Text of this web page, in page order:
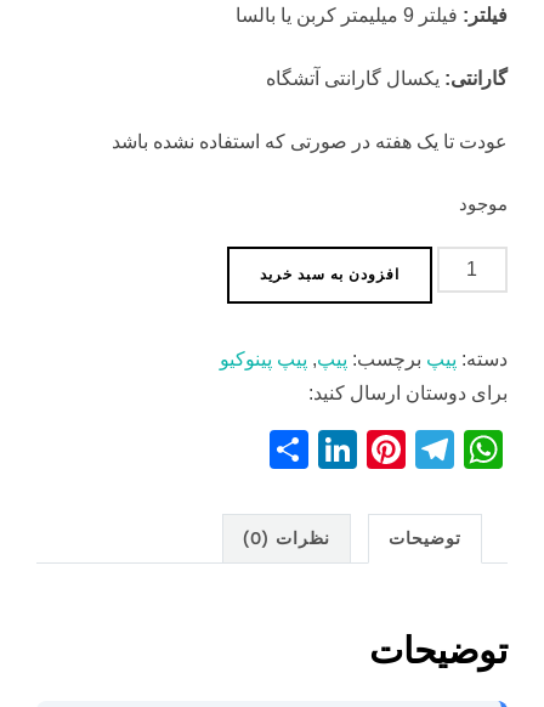
فیلتر: فیلتر 9 میلیمتر کربن یا بالسا
گارانتی: یکسال گارانتی آتشگاه
عودت تا یک هفته در صورتی که استفاده نشده باشد
موجود
پینوکیو
افزودن به سبد خرید
دسته: پیپ برچسب: پیپ, پیپ پینوکیو
برای دوستان ارسال کنید:
W
at
p
p
T
e
m
Pi
er
e
Li
k
e
ar
e
توضیحات نظرات (0)
توضیحات